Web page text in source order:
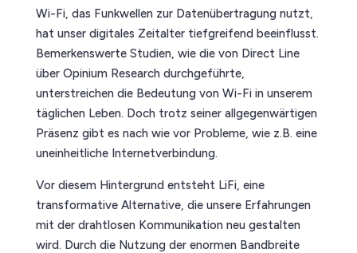
Wi-Fi, das Funkwellen zur Datenübertragung nutzt,
hat unser digitales Zeitalter tiefgreifend beeinflusst.
Bemerkenswerte Studien, wie die von Direct Line
über Opinium Research durchgeführte,
unterstreichen die Bedeutung von Wi-Fi in unserem
täglichen Leben. Doch trotz seiner allgegenwärtigen
Präsenz gibt es nach wie vor Probleme, wie z.B. eine
uneinheitliche Internetverbindung.
Vor diesem Hintergrund entsteht LiFi, eine
transformative Alternative, die unsere Erfahrungen
mit der drahtlosen Kommunikation neu gestalten
wird. Durch die Nutzung der enormen Bandbreite